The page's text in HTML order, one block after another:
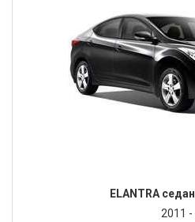
ELANTRA
2011 -